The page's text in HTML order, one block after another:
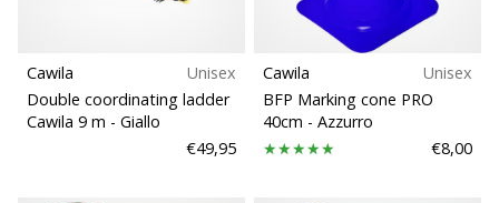
Facebook
o
un
Cawila
Unisex
Double coordinating ladder
Cawila 9 m - Giallo
€49,95
Cawila
Unisex
BFP Marking cone PRO
40cm - Azzurro
€8,00